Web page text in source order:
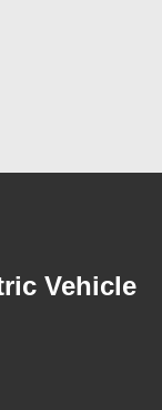
Vehicle